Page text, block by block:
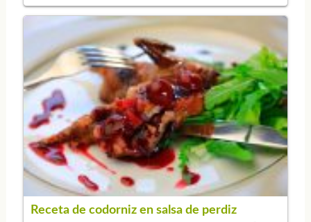
Receta de codorniz en salsa de perdiz